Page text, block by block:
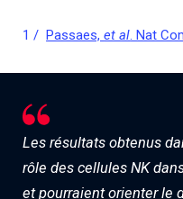
Passaes,et al. Nat
Les résultats obtenus
rôle des cellules NK
et pourraient orienter le